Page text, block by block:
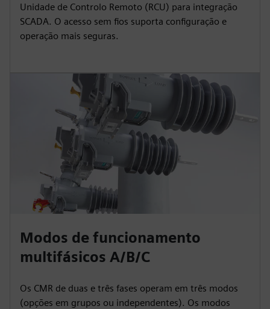
Unidade de Controlo Remoto (RCU) para integração
SCADA. O acesso sem fios suporta configuração e
operação mais seguras.
Modos de funcionamento
multifásicos A/B/C
Os CMR de duas e três fases operam em três modos
(opções em grupos ou independentes). Os modos